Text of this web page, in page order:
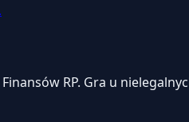
RP. Gra u